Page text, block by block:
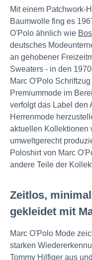
Mit einem Patchwork-
Baumwolle fing es
O'Polo ähnlich wie
deutsches
an gehobener
Sweaters - in den
Marc O'Polo
Premiummode im
verfolgt das Label den
Herrenmode
aktuellen Kollektionen
umweltgerecht
Poloshirt von Marc
andere Teile der
Zeitlos,
gekleidet mit
Marc O'Polo Mode
starken
Tommy Hilfiger aus